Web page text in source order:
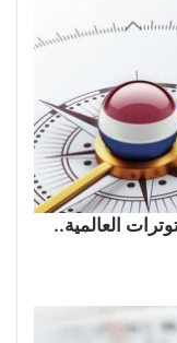
العالمية..